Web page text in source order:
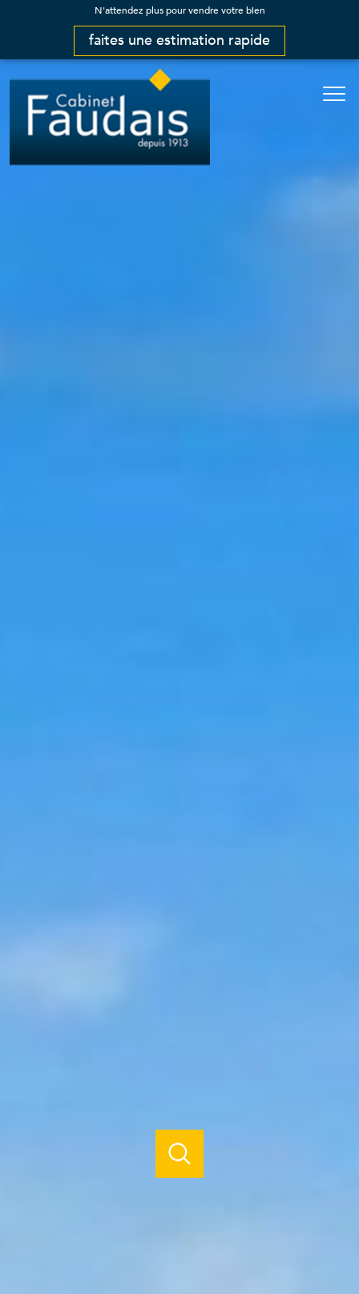
N'attendez plus pour vendre votre bien
faites une estimation rapide